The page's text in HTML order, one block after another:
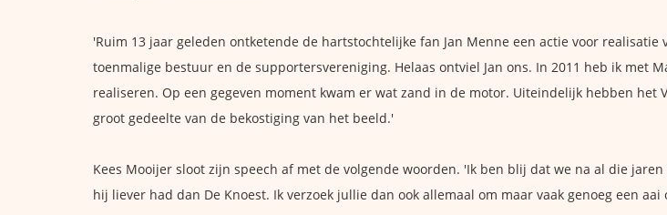
'Ruim 13 jaar geleden ontketende de hartstochtelijke fan Jan Menne een actie voor
toenmalige bestuur en de supportersvereniging. Helaas ontviel Jan ons. In 2011 heb ik met
realiseren. Op een gegeven moment kwam er wat zand in de motor. Uiteindelijk hebben
groot gedeelte van de bekostiging van het beeld.'
Kees Mooijer sloot zijn speech af met de volgende woorden. 'Ik ben blij dat we na al die
hij liever had dan De Knoest. Ik verzoek jullie dan ook allemaal om maar vaak genoeg een